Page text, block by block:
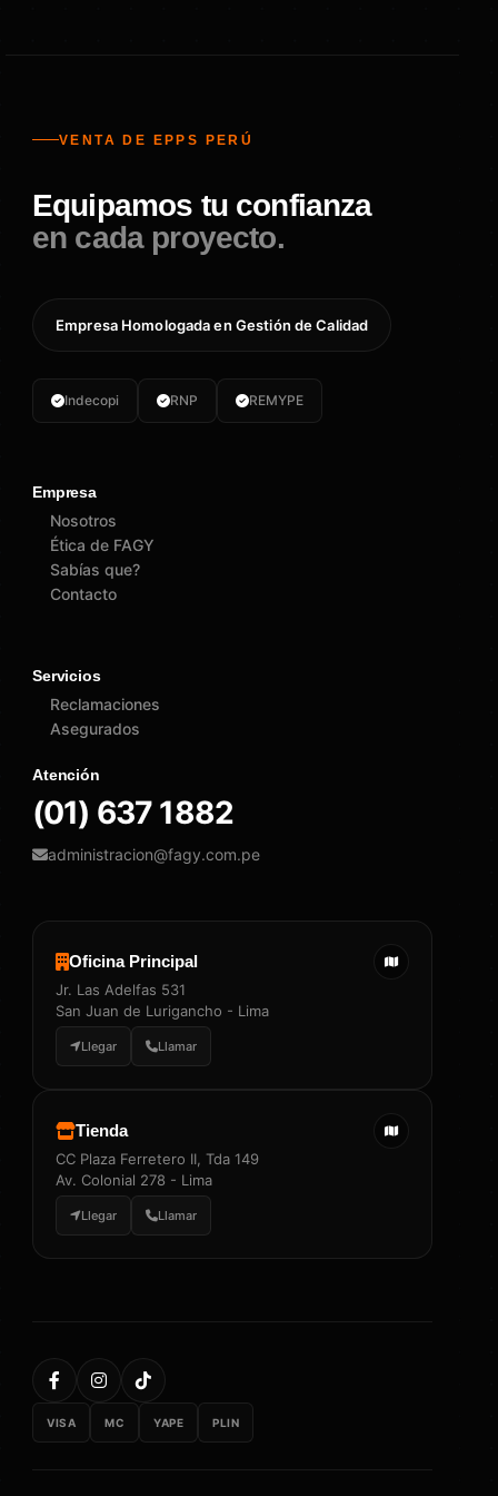
VENTA DE EPPS PERÚ
Equipamos tu confianza
en cada proyecto.
Empresa Homologada en Gestión de Calidad
Indecopi RNP REMYPE
Empresa
Nosotros
Ética de FAGY
Sabías que?
Contacto
Servicios
Reclamaciones
Asegurados
Atención
(01) 637 1882
administracion@fagy.com.pe
Oficina Principal
Jr. Las Adelfas 531
San Juan de Lurigancho - Lima
Llegar Llamar
Tienda
CC Plaza Ferretero II, Tda 149
Av. Colonial 278 - Lima
Llegar Llamar
VISA MC YAPE PLIN